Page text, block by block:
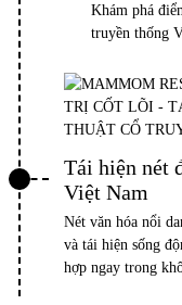
Khám phá
truyền thống
Tái hiện nét
Việt Nam
Nét văn hóa nổi
và tái hiện sống
hợp ngay trong